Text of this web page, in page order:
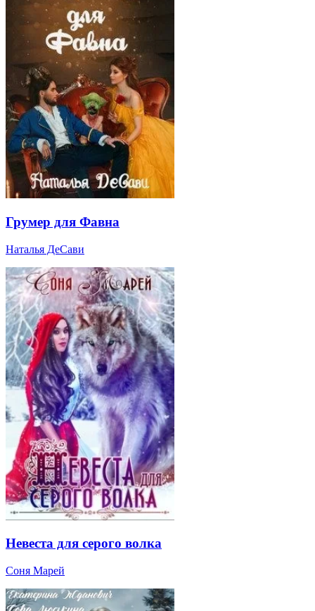
Грумер для Фавна
Наталья ДеСави
Невеста для серого волка
Соня Марей